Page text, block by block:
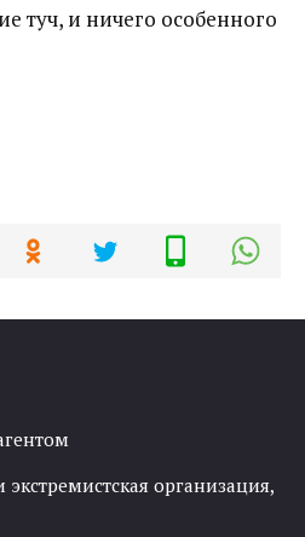
туч, и ничего особенного
организация,